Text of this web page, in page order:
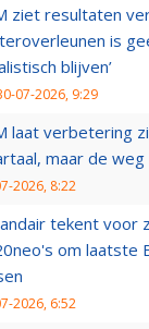
ziet resultaten
is
blijven’
07-2026, 9:29
laat verbetering
maar de weg
2026, 8:22
tekent voor
om laatste
2026, 6:52